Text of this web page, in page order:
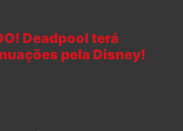
Deadpool terá
pela Disney!